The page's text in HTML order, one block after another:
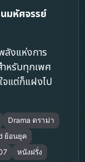
มหัศจรรย์
ลังแห่งการ
ำหรับทุกเพศ
จแต่ก็แฝงไป
Drama ดราม่า
ย้อนยุค
หนังฝรั่ง